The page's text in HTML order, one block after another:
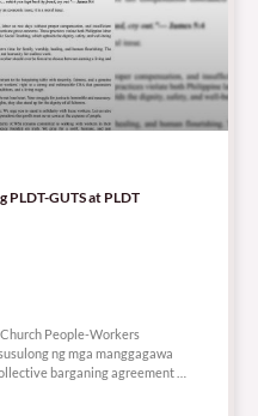
PLDT-GUTS at PLDT
People-Workers
ng mga manggagawa
barganing agreement o